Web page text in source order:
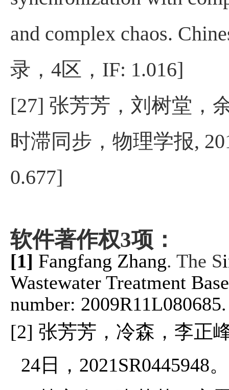
and complex chaos.
录， 4区， IF: 1.016]
[27] 张芳芳，刘树堂，
时滞同步，物理学报,
0.677]
软件著作权3项：
[1] Fangfang Zhang. The S
Wastewater Treatment
number: 2009R11L080685.
[2] 张芳芳，冷森，李正
24日， 2021SR0445948。